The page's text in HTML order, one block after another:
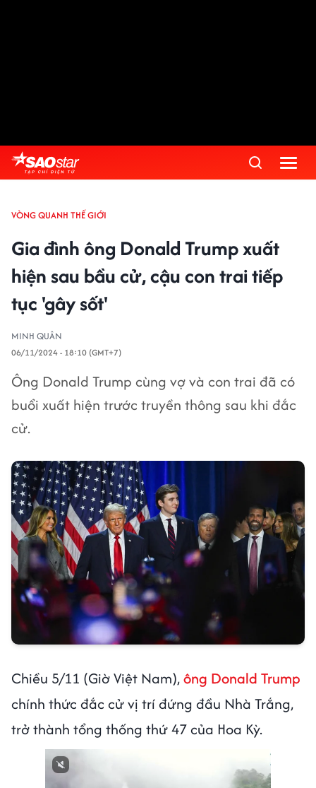
VÒNG QUANH THẾ GIỚI
Gia đình ông Donald Trump xuất
hiện sau bầu cử, cậu con trai tiếp
tục 'gây sốt'
MINH QUÂN
06/11/2024 - 18:10 (GMT+7)
Ông Donald Trump cùng vợ và con trai đã có
buổi xuất hiện trước truyền thông sau khi đắc
cử.
Chiều 5/11 (Giờ Việt Nam),ông Donald Trump
chính thức đắc cử vị trí đứng đầu Nhà Trắng,
trở thành tổng thống thứ 47 của Hoa Kỳ.